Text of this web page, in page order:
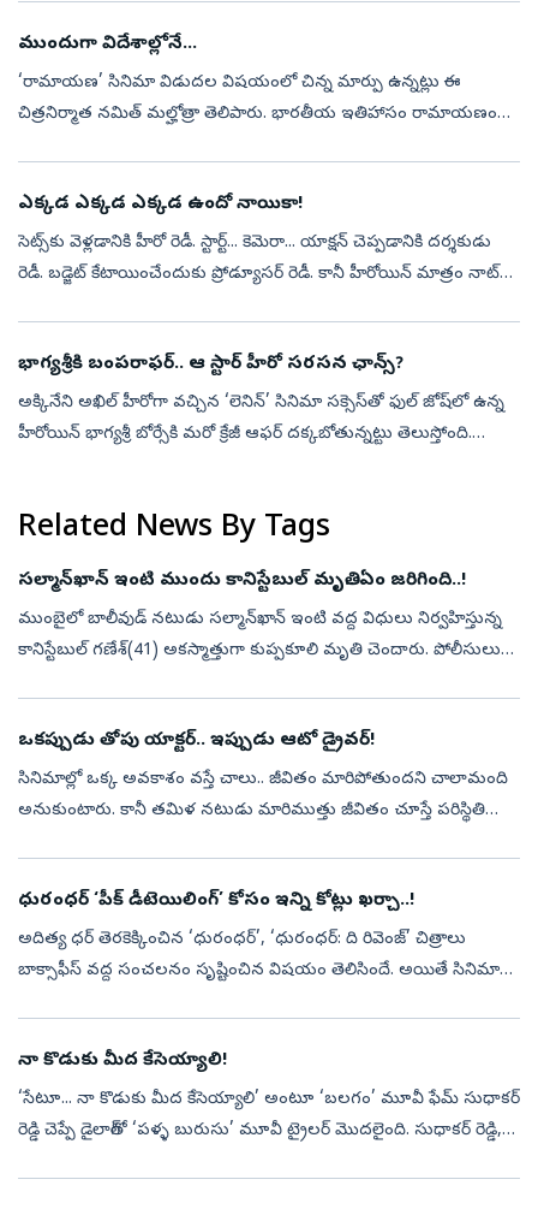
ముందుగా విదేశాల్లోనే...
‘రామాయణ’ సినిమా విడుదల విషయంలో చిన్న మార్పు ఉన్నట్లు ఈ
చిత్రనిర్మాత నమిత్‌ మల్హోత్రా తెలిపారు. భారతీయ ఇతిహాసం రామాయణం
ఎక్కడ ఎక్కడ ఎక్కడ ఉందో నాయికా!
సెట్స్‌కు వెళ్లడానికి హీరో రెడీ. స్టార్ట్‌... కెమెరా... యాక్షన్‌ చెప్పడానికి దర్శకుడు
రెడీ. బడ్జెట్‌ కేటాయించేందుకు ప్రోడ్యూసర్‌ రెడీ. కానీ హీరోయిన్‌ మాత్రం నాట్‌
భాగ్యశ్రీకి బంపరాఫర్.. ఆ స్టార్‌ హీరో సరసన ఛాన్స్?
అక్కినేని అఖిల్‌ హీరోగా వచ్చిన ‘లెనిన్’ సినిమా సక్సెస్‌తో ఫుల్ జోష్‌లో ఉన్న
హీరోయిన్ భాగ్యశ్రీ బోర్సేకి మరో క్రేజీ ఆఫర్ దక్కబోతున్నట్టు తెలుస్తోంది.
Related News By Tags
సల్మాన్‌ఖాన్‌ ఇంటి ముందు కానిస్టేబుల్‌ మృతి.. ఏం జరిగింది..!
ముంబైలో బాలీవుడ్‌ నటుడు సల్మాన్‌ఖాన్‌ ఇంటి వద్ద విధులు నిర్వహిస్తున్న
కానిస్టేబుల్‌ గణేశ్‌(41) అకస్మాత్తుగా కుప్పకూలి మృతి చెందారు. పోలీసులు
ఒకప్పుడు తోపు యాక్టర్‌.. ఇప్పుడు ఆటో డ్రైవర్‌!
సినిమాల్లో ఒక్క అవకాశం వస్తే చాలు.. జీవితం మారిపోతుందని చాలామంది
అనుకుంటారు. కానీ తమిళ నటుడు మారిముత్తు జీవితం చూస్తే పరిస్థితి
ధురంధర్‌ ‘పీక్ డీటెయిలింగ్’ కోసం ఇన్ని కోట్లు ఖర్చా..!
అదిత్య ధర్ తెరకెక్కించిన ‘ధురంధర్’, ‘ధురంధర్: ది రివెంజ్’ చిత్రాలు
బాక్సాఫీస్‌ వద్ద సంచలనం సృష్టించిన విషయం తెలిసిందే. అయితే సినిమాల
నా కొడుకు మీద కేసెయ్యాలి!
‘సేటూ... నా కొడుకు మీద కేసెయ్యాలి’ అంటూ ‘బలగం’ మూవీ ఫేమ్‌ సుధాకర్‌
రెడ్డి చెప్పే డైలాగ్‌తో ‘పళ్ళ బురుసు’ మూవీ ట్రైలర్‌ మొదలైంది. సుధాకర్‌ రెడ్డి,